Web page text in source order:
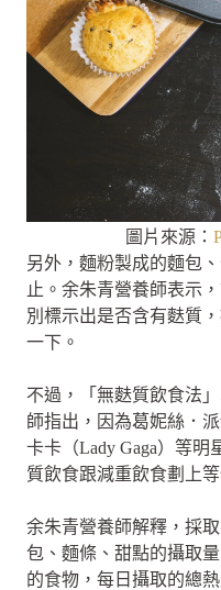
圖片來源：
另外，麵粉製成的麵包
止。余朱青營養師表示
別標示出是否含有麩質
一下。
不過，「無麩質飲食法
師指出，因為葛妮絲．
卡卡（Lady Gaga）等
質飲食跟減重飲食劃上
余朱青營養師解釋，採
包、麵條、甜點的攝取
的食物，每日攝取的總